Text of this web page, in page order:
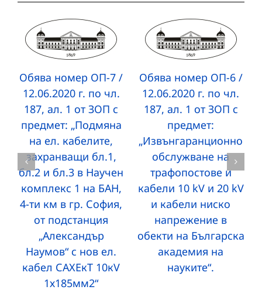
Обява номер ОП-7 /
12.06.2020 г. по чл.
187, ал. 1 от ЗОП с
предмет: „Подмяна
на ел. кабелите,
захранващи бл.1,
бл.2 и бл.3 в Научен
комплекс 1 на БАН,
4-ти км в гр. София,
от подстанция
„Александър
Наумов“ с нов ел.
кабел САХЕкТ 10кV
1х185мм2“
Обява номер ОП-6 /
12.06.2020 г. по чл.
187, ал. 1 от ЗОП с
предмет:
„Извънгаранционно
обслужване на
трафопостове и
кабели 10 kV и 20 kV
и кабели ниско
напрежение в
обекти на Българска
академия на
науките“.